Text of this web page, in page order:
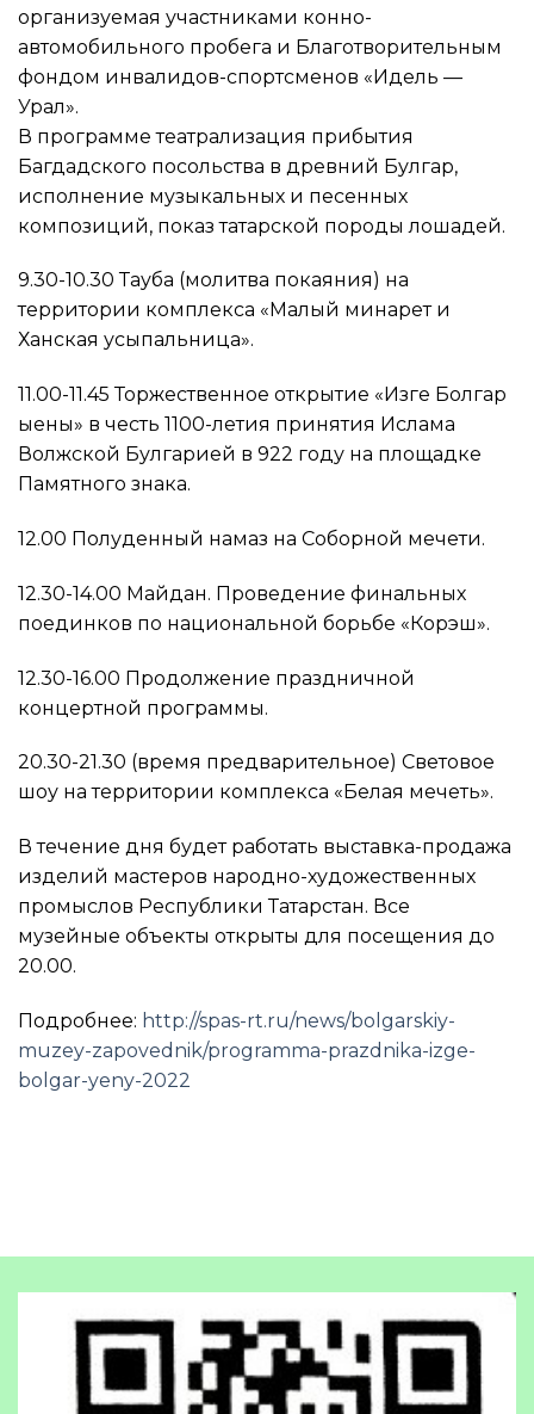
организуемая участниками конно-
автомобильного пробега и Благотворительным
фондом инвалидов-спортсменов «Идель —
Урал».
В программе театрализация прибытия
Багдадского посольства в древний Булгар,
исполнение музыкальных и песенных
композиций, показ татарской породы лошадей.
9.30-10.30 Тауба (молитва покаяния) на
территории комплекса «Малый минарет и
Ханская усыпальница».
11.00-11.45 Торжественное открытие «Изге Болгар
җыены» в честь 1100-летия принятия Ислама
Волжской Булгарией в 922 году на площадке
Памятного знака.
12.00 Полуденный намаз на Соборной мечети.
12.30-14.00 Майдан. Проведение финальных
поединков по национальной борьбе «Корэш».
12.30-16.00 Продолжение праздничной
концертной программы.
20.30-21.30 (время предварительное) Световое
шоу на территории комплекса «Белая мечеть».
В течение дня будет работать выставка-продажа
изделий мастеров народно-художественных
промыслов Республики Татарстан. Все
музейные объекты открыты для посещения до
20.00.
Подробнее: http://spas-rt.ru/news/bolgarskiy-
muzey-zapovednik/programma-prazdnika-izge-
bolgar-yeny-2022